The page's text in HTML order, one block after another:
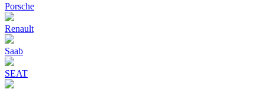
Porsche
Renault
Saab
SEAT